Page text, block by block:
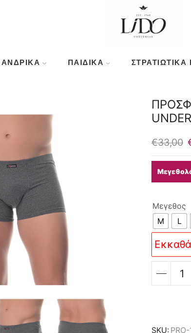
ΑΝΔΡΙΚΆ ΠΑΙΔΙΚΆ ΣΤΡΑΤΙΩΤΙΚΑ
€33,00
Μεγεθος
M L
4
SKU: